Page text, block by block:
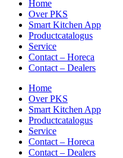
Home
Over PKS
Smart Kitchen App
Productcatalogus
Service
Contact – Horeca
Contact – Dealers
Home
Over PKS
Smart Kitchen App
Productcatalogus
Service
Contact – Horeca
Contact – Dealers